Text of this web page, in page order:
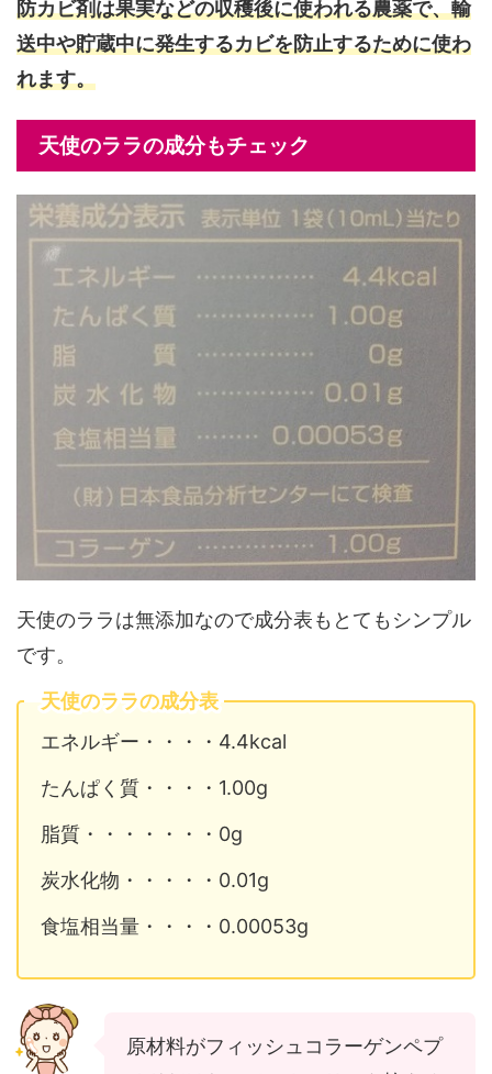
防カビ剤は果実などの収穫後に使われる農薬で、輸
送中や貯蔵中に発生するカビを防止するために使わ
れます。
天使のララの成分もチェック
天使のララは無添加なので成分表もとてもシンプル
です。
天使のララの成分表
エネルギー・・・・4.4kcal
たんぱく質・・・・1.00g
脂質・・・・・・・0g
炭水化物・・・・・0.01g
食塩相当量・・・・0.00053g
原材料がフィッシュコラーゲンペプ